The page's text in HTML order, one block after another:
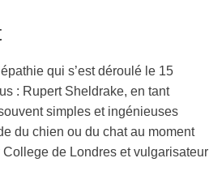
qui s’est déroulé le 15
: Rupert Sheldrake, en tant
simples et ingénieuses
du chien ou du chat au moment
de Londres et vulgarisateur